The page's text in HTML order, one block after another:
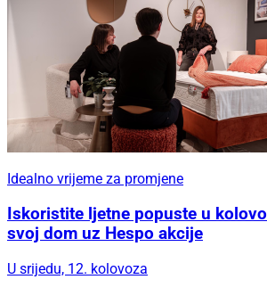
Idealno vrijeme za promjene
Iskoristite ljetne popuste u
svoj dom uz Hespo akcije
U srijedu, 12. kolovoza